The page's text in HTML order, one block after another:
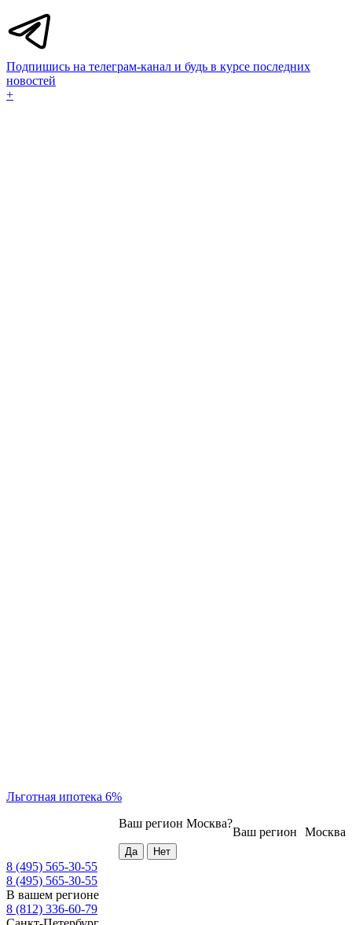
Подпишись на телеграм-канал и будь в курсе последних
новостей
+
Льготная ипотека 6%
Москва
Ваш регион
Ваш регион Москва?
8 (495) 565-30-55
8 (495) 565-30-55
В вашем регионе
8 (812) 336-60-79